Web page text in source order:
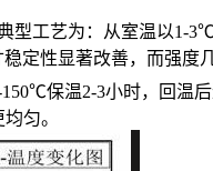
型工艺为：从室温以
定性显著改善，而强度
保温2-3小时，回
匀。